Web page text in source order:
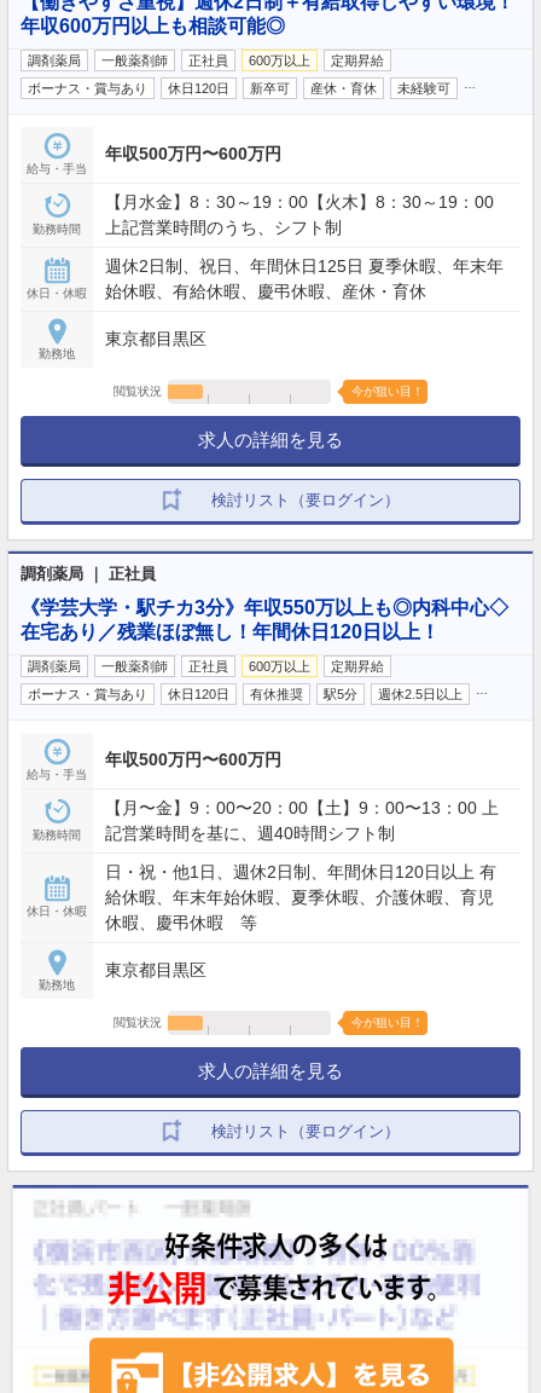
年収600万円以上も相談可能◎
調剤薬局 一般薬剤師 正社員 600万以上
定期昇給
ボーナス・賞与あり
休日120日 新卒可 産休・育休 未経験可
給与・手当
年収500万円〜600万円
勤務時間
【月水金】8：30～19：00【火木】8：30～19：00
上記営業時間のうち、シフト制
休日・休暇
週休2日制、祝日、年間休日125日 夏季休暇、年末年
始休暇、有給休暇、慶弔休暇、産休・育休
勤務地
東京都目黒区
閲覧状況 今が狙い目！
求人の詳細を見る
検討リスト（要ログイン）
調剤薬局 ｜ 正社員
《学芸大学・駅チカ3分》年収550万以上も◎内科中心◇
在宅あり／残業ほぼ無し！年間休日120日以上！
調剤薬局 一般薬剤師 正社員 600万以上
定期昇給
ボーナス・賞与あり
休日120日 有休推奨 駅5分 週休2.5日以上
給与・手当
年収500万円〜600万円
勤務時間
【月〜金】9：00〜20：00【土】9：00〜13：00 上
記営業時間を基に、週40時間シフト制
休日・休暇
日・祝・他1日、週休2日制、年間休日120日以上 有
給休暇、年末年始休暇、夏季休暇、介護休暇、育児
休暇、慶弔休暇 等
勤務地
東京都目黒区
閲覧状況 今が狙い目！
求人の詳細を見る
検討リスト（要ログイン）